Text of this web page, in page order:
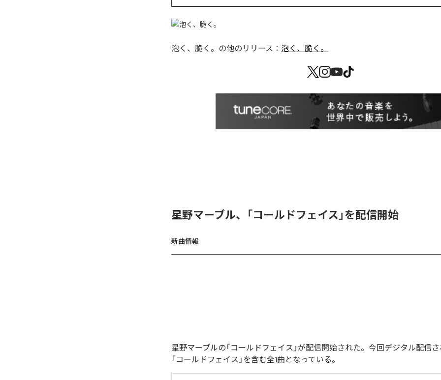
泡く、脆く。 の他のリリース： 泡く、脆く。
星野マーブル、「コールドフェイス」を配信開始
新曲情報
星野マーブルの「コールドフェイス」が配信開始された。今回デジタル配信さ
「コールドフェイス」を含む全1曲となっている。